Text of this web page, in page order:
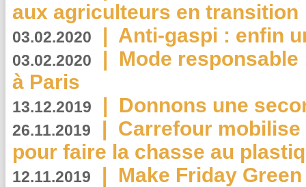
aux agriculteurs en transition
03.02.2020 | Anti-gaspi : enfin
03.02.2020 | Mode
à Paris
13.12.2019 | Donnons une
26.11.2019 | Carrefour
pour faire la chasse au
12.11.2019 | Make Friday